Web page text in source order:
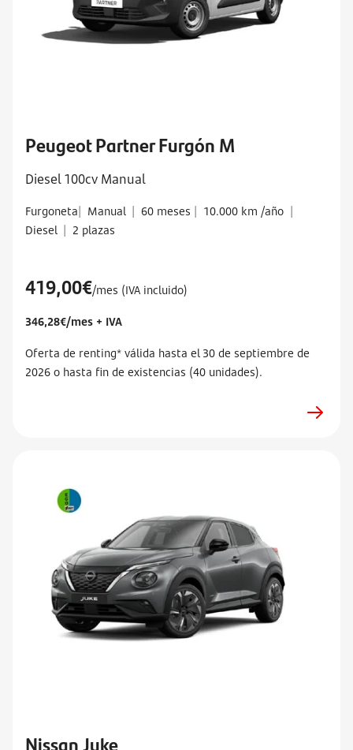
Peugeot Partner Furgón M
Diesel 100cv Manual
Furgoneta| Manual | 60 meses | 10.000 km /año |
Diesel | 2 plazas
419,00€/mes (IVA incluido)
346,28€/mes + IVA
Oferta de renting* válida hasta el 30 de septiembre de
2026 o hasta fin de existencias (40 unidades).
Nissan Juke